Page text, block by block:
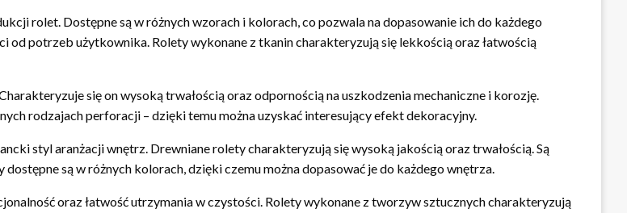
rolet. Dostępne są w różnych wzorach i kolorach, co pozwala na dopasowanie ich do każdego
od potrzeb użytkownika. Rolety wykonane z tkanin charakteryzują się lekkością oraz łatwością
się on wysoką trwałością oraz odpornością na uszkodzenia mechaniczne i korozję.
rodzajach perforacji – dzięki temu można uzyskać interesujący efekt dekoracyjny.
styl aranżacji wnętrz. Drewniane rolety charakteryzują się wysoką jakością oraz trwałością. Są
są w różnych kolorach, dzięki czemu można dopasować je do każdego wnętrza.
oraz łatwość utrzymania w czystości. Rolety wykonane z tworzyw sztucznych charakteryzują